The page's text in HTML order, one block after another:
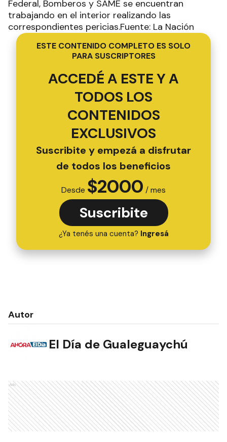
Federal, Bomberos y SAME se encuentran
trabajando en el interior realizando las
correspondientes pericias.Fuente: La Nación
ESTE CONTENIDO COMPLETO ES SOLO
PARA SUSCRIPTORES
ACCEDÉ A ESTE Y A
TODOS LOS
CONTENIDOS
EXCLUSIVOS
Suscribite y empezá a disfrutar
de todos los beneficios
Desde $2000 / mes
Suscribite
¿Ya tenés una cuenta? Ingresá
Autor
El Día de Gualeguaychú
Ads